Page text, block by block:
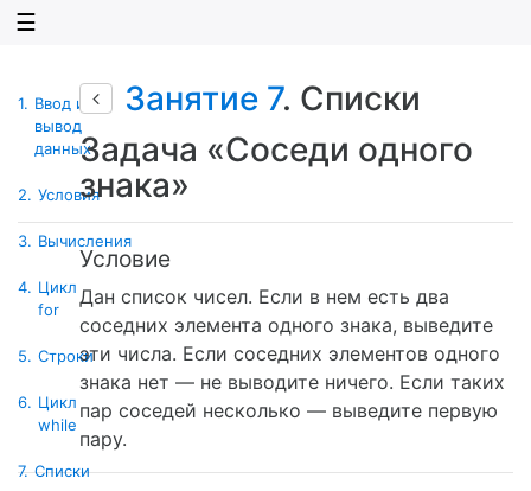
☰
1. Ввод и
вывод
данных
2. Условия
3. Вычисления
4. Цикл
for
5. Строки
6. Цикл
while
7. Списки
Занятие 7. Списки
Задача «Соседи одного
знака»
Условие
Дан список чисел. Если в нем есть два
соседних элемента одного знака, выведите
эти числа. Если соседних элементов одного
знака нет — не выводите ничего. Если таких
пар соседей несколько — выведите первую
пару.